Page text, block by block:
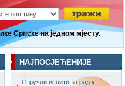
Српске на једном мјесту.
НАЈПОСЈЕЋЕНИЈЕ
Стручни испити за рад у